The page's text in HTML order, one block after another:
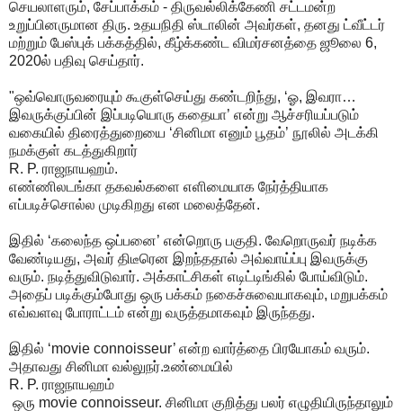
செயலாளரும், சேப்பாக்கம் - திருவல்லிக்கேணி சட்டமன்ற
உறுப்பினருமான திரு. உதயநிதி ஸ்டாலின் அவர்கள், தனது ட்வீட்டர்
மற்றும் பேஸ்புக் பக்கத்தில், கீழ்க்கண்ட விமர்சனத்தை ஜூலை 6,
2020ல் பதிவு செய்தார்.
"ஒவ்வொருவரையும் கூகுள்செய்து கண்டறிந்து, ‘ஓ, இவரா…
இவருக்குப்பின் இப்படியொரு கதையா’ என்று ஆச்சரியப்படும்
வகையில் திரைத்துறையை ‘சினிமா எனும் பூதம்’ நூலில் அடக்கி
நமக்குள் கடத்துகிறார்
R. P. ராஜநாயஹம்.
எண்ணிலடங்கா தகவல்களை எளிமையாக நேர்த்தியாக
எப்படிச்சொல்ல முடிகிறது என மலைத்தேன்.
இதில் ‘கலைந்த ஒப்பனை’ என்றொரு பகுதி. வேறொருவர் நடிக்க
வேண்டியது, அவர் திடீரென இறந்ததால் அவ்வாய்ப்பு இவருக்கு
வரும். நடித்துவிடுவார். அக்காட்சிகள் எடிட்டிங்கில் போய்விடும்.
அதைப் படிக்கும்போது ஒரு பக்கம் நகைச்சுவையாகவும், மறுபக்கம்
எவ்வளவு போராட்டம் என்று வருத்தமாகவும் இருந்தது.
இதில் ‘movie connoisseur’ என்ற வார்த்தை பிரயோகம் வரும்.
அதாவது சினிமா வல்லுநர்.உண்மையில்
R. P. ராஜநாயஹம்
ஒரு movie connoisseur. சினிமா குறித்து பலர் எழுதியிருந்தாலும்